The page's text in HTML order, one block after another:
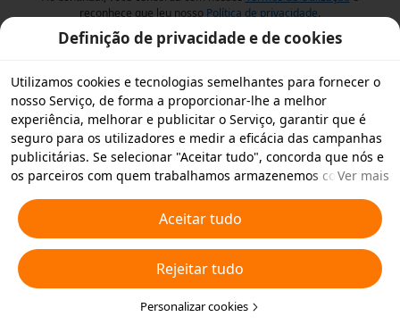
reconhece que leu nosso Política de privacidade.
Definição de privacidade e de cookies
Utilizamos cookies e tecnologias semelhantes para fornecer o
nosso Serviço, de forma a proporcionar-lhe a melhor
experiência, melhorar e publicitar o Serviço, garantir que é
seguro para os utilizadores e medir a eficácia das campanhas
publicitárias. Se selecionar "Aceitar tudo", concorda que nós e
os parceiros com quem trabalhamos armazenemos cookies e
publicitários. Também pode "Rejeitar todos" os cookies não
essenciais ou escolher os tipos de cookies que pretende
aceitar ou desativar clicando em "Personalizar cookies" abaixo
ou em qualquer altura nas suas definições de privacidade.
Para obter mais informações, consulte a nossaPolítica relativa
a Cookies e Tecnologias Semelhantes.
Ver mais
Aceitar tudo
Rejeitar tudo
Personalizar cookies